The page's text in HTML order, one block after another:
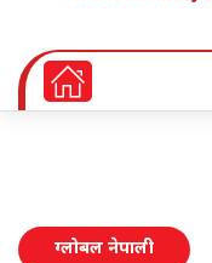
ग्लोबल नेपाली